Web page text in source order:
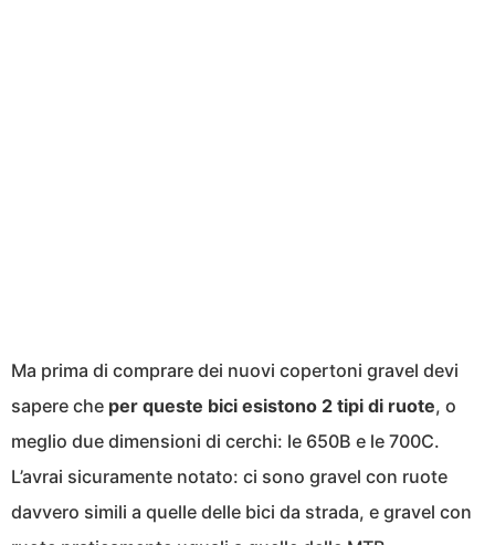
Ma prima di comprare dei nuovi copertoni gravel devi
sapere che per queste bici esistono 2 tipi di ruote, o
meglio due dimensioni di cerchi: le 650B e le 700C.
L’avrai sicuramente notato: ci sono gravel con ruote
davvero simili a quelle delle bici da strada, e gravel con